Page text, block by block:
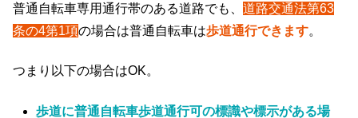
普通自転車専用通行帯のある道路でも、 道路交通法第63
条の4第1項の場合は普通自転車は歩道通行できます。
つまり以下の場合はOK。
歩道に普通自転車歩道通行可の標識や標示がある場